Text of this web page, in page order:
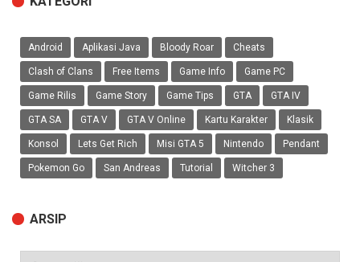
Android Aplikasi Java Bloody Roar Cheats
Clash of Clans Free Items Game Info Game PC
Game Rilis Game Story Game Tips GTA GTA IV
GTA SA GTA V GTA V Online Kartu Karakter Klasik
Konsol Lets Get Rich Misi GTA 5 Nintendo Pendant
Pokemon Go San Andreas Tutorial Witcher 3
ARSIP